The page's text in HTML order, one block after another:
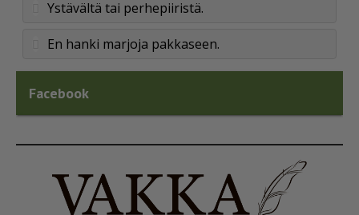
Ystävältä tai perhepiiristä.
En hanki marjoja pakkaseen.
Facebook